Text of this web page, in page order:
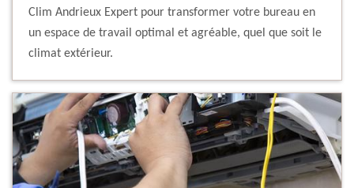
Clim Andrieux Expert pour transformer votre bureau en
un espace de travail optimal et agréable, quel que soit le
climat extérieur.